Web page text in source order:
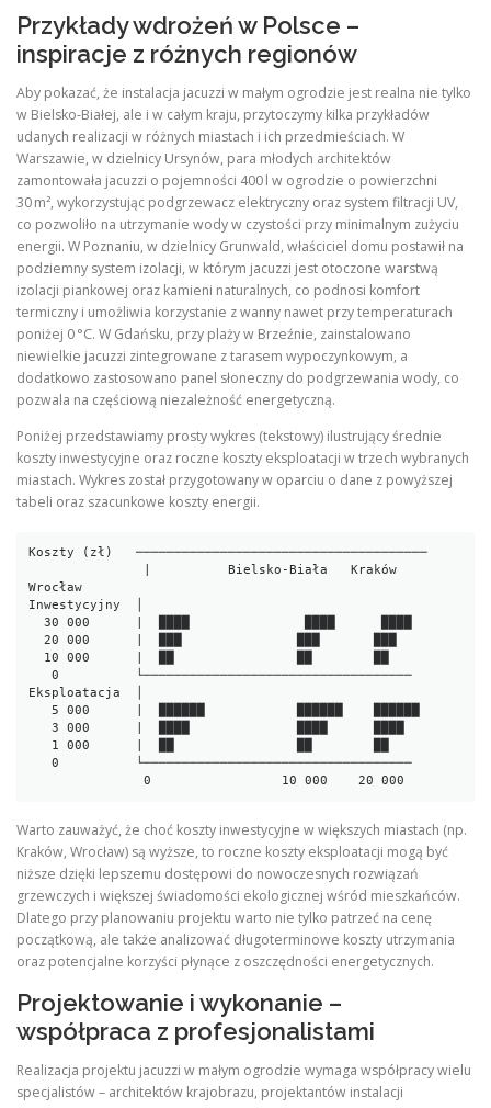
Przykłady wdrożeń w Polsce –
inspiracje z różnych regionów
Aby pokazać, że instalacja jacuzzi w małym ogrodzie jest realna nie tylko
w Bielsko‑Białej, ale i w całym kraju, przytoczymy kilka przykładów
udanych realizacji w różnych miastach i ich przedmieściach. W
Warszawie, w dzielnicy Ursynów, para młodych architektów
zamontowała jacuzzi o pojemności 400 l w ogrodzie o powierzchni
30 m², wykorzystując podgrzewacz elektryczny oraz system filtracji UV,
co pozwoliło na utrzymanie wody w czystości przy minimalnym zużyciu
energii. W Poznaniu, w dzielnicy Grunwald, właściciel domu postawił na
podziemny system izolacji, w którym jacuzzi jest otoczone warstwą
izolacji piankowej oraz kamieni naturalnych, co podnosi komfort
termiczny i umożliwia korzystanie z wanny nawet przy temperaturach
poniżej 0 °C. W Gdańsku, przy plaży w Brzeźnie, zainstalowano
niewielkie jacuzzi zintegrowane z tarasem wypoczynkowym, a
dodatkowo zastosowano panel słoneczny do podgrzewania wody, co
pozwala na częściową niezależność energetyczną.
Poniżej przedstawiamy prosty wykres (tekstowy) ilustrujący średnie
koszty inwestycyjne oraz roczne koszty eksploatacji w trzech wybranych
miastach. Wykres został przygotowany w oparciu o dane z powyższej
tabeli oraz szacunkowe koszty energii.
Koszty (zł)   ──────────────────────────────────────
Wrocław
Inwestycyjny  │
  30 000      |  ████               ████      ████
  20 000      |  ███               ███       ███
   0          └───────────────────────────────────
Eksploatacja  │
   5 000      |  ██████            ██████    ██████
   3 000      |  ████              ████      ████
   0          └───────────────────────────────────
Warto zauważyć, że choć koszty inwestycyjne w większych miastach (np.
Kraków, Wrocław) są wyższe, to roczne koszty eksploatacji mogą być
niższe dzięki lepszemu dostępowi do nowoczesnych rozwiązań
grzewczych i większej świadomości ekologicznej wśród mieszkańców.
Dlatego przy planowaniu projektu warto nie tylko patrzeć na cenę
początkową, ale także analizować długoterminowe koszty utrzymania
oraz potencjalne korzyści płynące z oszczędności energetycznych.
Projektowanie i wykonanie –
współpraca z profesjonalistami
Realizacja projektu jacuzzi w małym ogrodzie wymaga współpracy wielu
specjalistów – architektów krajobrazu, projektantów instalacji